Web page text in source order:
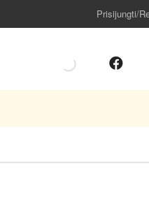
Prisijungti/